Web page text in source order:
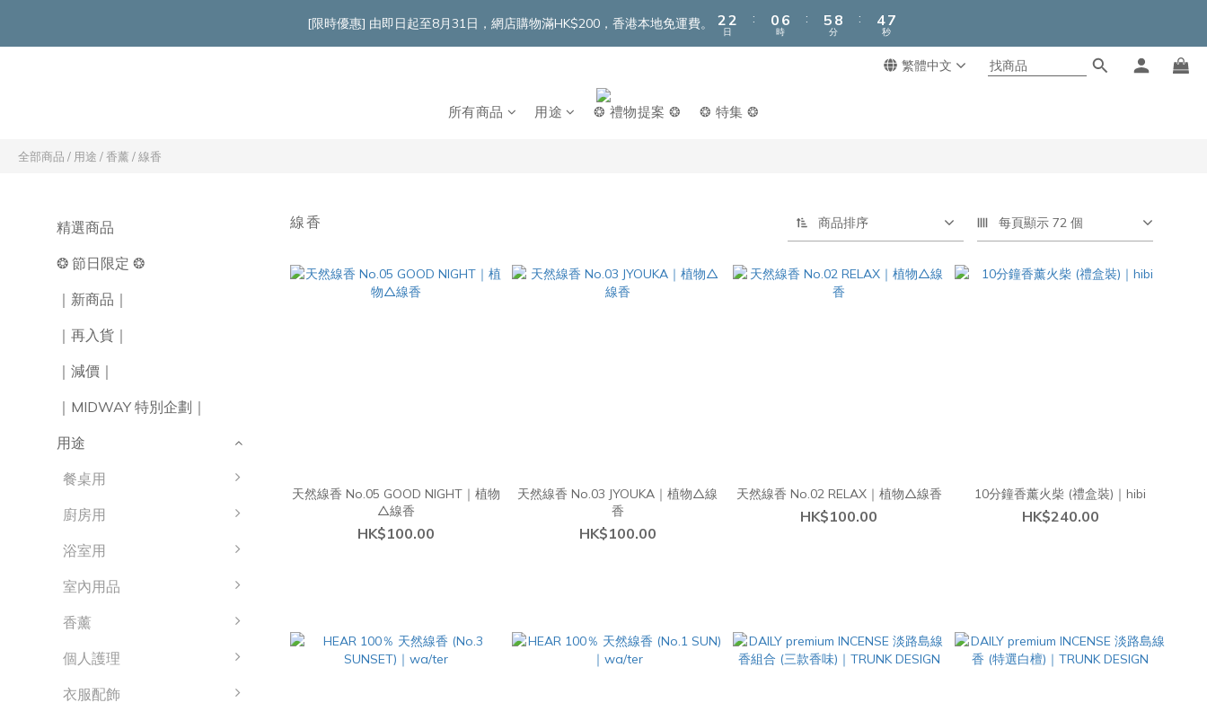
[限時優惠] 由即日起至8月31日，網店購物滿HK$200，香港本地免運費。
2
1
2
1
日
:
0 6
5
時
:
5
4
8
7
分
:
4
3
2
6
5
4
秒
繁體中文
所有商品 用途 ❂ 禮物提案 ❂ ❂ 特集 ❂
全部商品 / 用途 /香薰 /線香
精選商品
❂ 節日限定 ❂
｜新商品｜
｜再入貨｜
｜減價｜
｜MIDWAY 特別企劃｜
用途
餐桌用
廚房用
浴室用
室內用品
香薰
個人護理
衣服配飾
線香 商品排序 每頁顯示 72 個
天然線香 No.05 GOOD NIGHT｜植物
△線香
HK$100.00
天然線香 No.03 JYOUKA｜植物△線
香
HK$100.00
天然線香 No.02 RELAX｜植物△線香
HK$100.00
10分鐘香薰火柴 (禮盒裝)｜hibi
HK$240.00